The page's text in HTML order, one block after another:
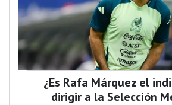
¿Es Rafa Márquez el
dirigir a la Selección